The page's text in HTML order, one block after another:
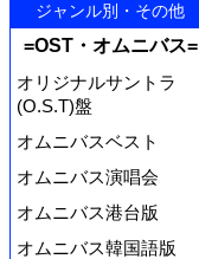
ジャンル別・その他
=OST・オムニバス=
オリジナルサントラ
(O.S.T)盤
オムニバスベスト
オムニバス演唱会
オムニバス港台版
オムニバス韓国語版